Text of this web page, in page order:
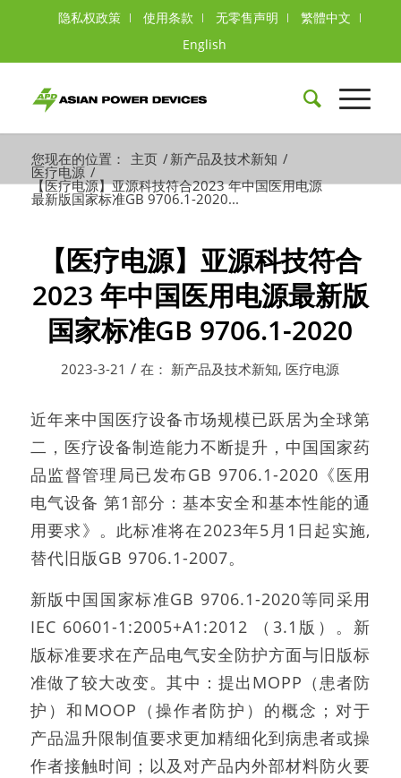
隐私权政策 使用条款 无零售声明
繁體中文
English
您现在的位置： 主页 / 新产品及技术新知 /
医疗电源 /
【医疗电源】亚源科技符合2023 年中国医用电源
最新版国家标准GB 9706.1-2020...
【医疗电源】亚源科技符合
2023 年中国医用电源最新版
国家标准GB 9706.1-2020
2023-3-21 / 在： 新产品及技术新知, 医疗电源
近年来中国医疗设备市场规模已跃居为全球第
二，医疗设备制造能力不断提升，中国国家药
品监督管理局已发布GB 9706.1-2020《医用
电气设备 第1部分：基本安全和基本性能的通
用要求》。此标准将在2023年5月1日起实施,
替代旧版GB 9706.1-2007。
新版中国国家标准GB 9706.1-2020等同采用
IEC 60601-1:2005+A1:2012 （3.1版）。新
版标准要求在产品电气安全防护方面与旧版标
准做了较大改变。其中：提出MOPP（患者防
护）和MOOP（操作者防护）的概念；对于
产品温升限制值要求更加精细化到病患者或操
作者接触时间；以及对产品内外部材料防火要